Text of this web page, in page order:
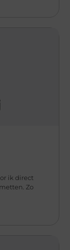
ik direct
Zo